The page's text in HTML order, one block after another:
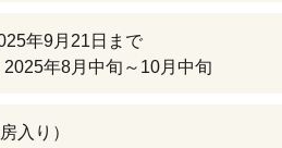
年9月21日まで
年8月中旬～10月中旬
入り）